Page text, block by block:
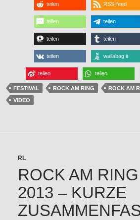
teilen RSS-feed
teilen teilen
teilen teilen
teilen wallabag it
teilen teilen
FESTIVAL ROCK AM RING
ROCK AM
VIDEO
RL
ROCK AM RING
2013 – KURZE